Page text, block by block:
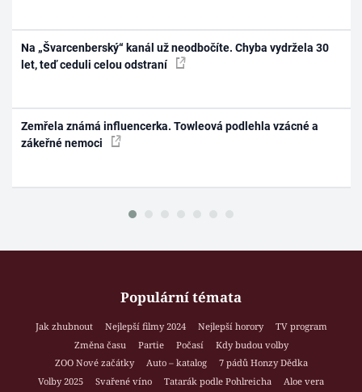
Na „Švarcenberský“ kanál už neodbočíte. Chyba vydržela 30
let, teď ceduli celou odstraní
Zemřela známá influencerka. Towleová podlehla vzácné a
zákeřné nemoci
Populární témata
Jak zhubnout Nejlepší filmy 2024 Nejlepší horory
TV program
Změna času
Partie Počasí
Kdy budou volby
ZOO Nové začátky
Auto – katalog
7 pádů Honzy Dědka
Volby 2025
Svařené víno Tatarák podle Pohlreicha
Aloe vera